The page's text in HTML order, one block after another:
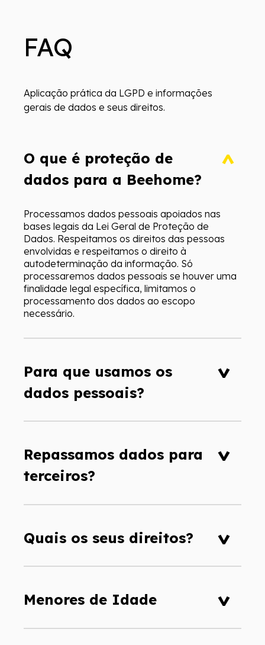
FAQ
Aplicação prática da LGPD e informações
gerais de dados e seus direitos.
O que é proteção de
dados para a Beehome?
Processamos dados pessoais apoiados nas
bases legais da Lei Geral de Proteção de
Dados. Respeitamos os direitos das pessoas
envolvidas e respeitamos o direito à
autodeterminação da informação. Só
processaremos dados pessoais se houver uma
finalidade legal específica, limitamos o
processamento dos dados ao escopo
necessário.
Para que usamos os
dados pessoais?
Repassamos dados para
terceiros?
Quais os seus direitos?
Menores de Idade